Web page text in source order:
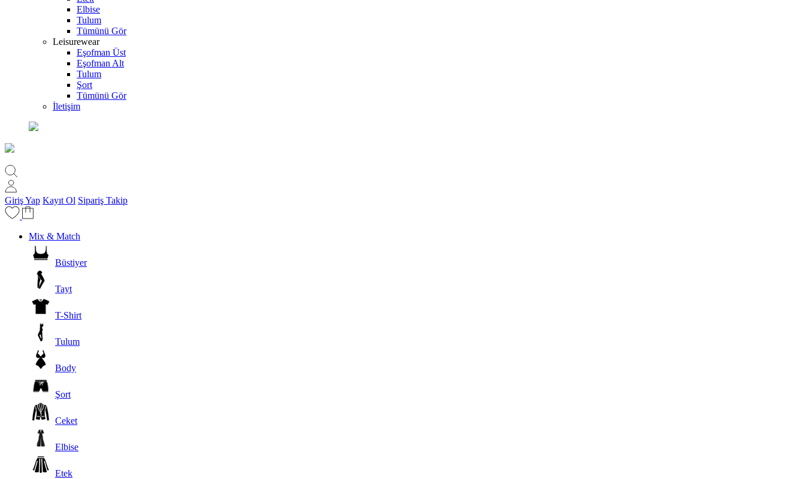
Elbise
Tulum
Tümünü Gör
Leisurewear
Eşofman Üst
Eşofman Alt
Tulum
Şort
Tümünü Gör
İletişim
Giriş Yap Kayıt Ol Sipariş Takip
Mix & Match
Büstiyer
Tayt
T-Shirt
Tulum
Body
Şort
Ceket
Elbise
Etek